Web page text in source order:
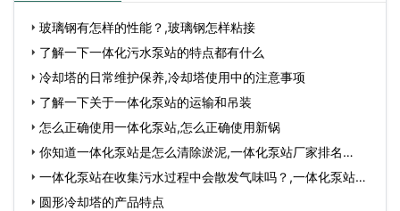
玻璃钢有怎样的性能？,玻璃钢怎样粘接
了解一下一体化污水泵站的特点都有什么
冷却塔的日常维护保养,冷却塔使用中的注意事项
了解一下关于一体化泵站的运输和吊装
怎么正确使用一体化泵站,怎么正确使用新锅
你知道一体化泵站是怎么清除淤泥,一体化泵站厂家排名…
一体化泵站在收集污水过程中会散发气味吗？,一体化泵站厂
家…圆形冷却塔的产品特点